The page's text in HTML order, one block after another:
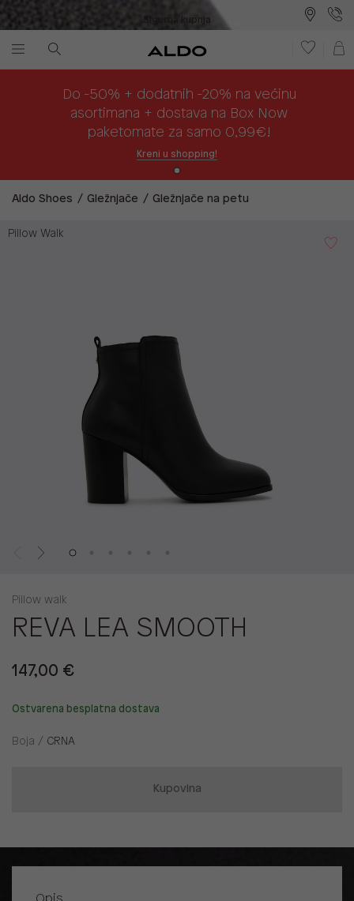
Sigurna kupnja
Do -50% + dodatnih -20% na većinu
asortimana + dostava na Box Now
paketomate za samo 0,99€!
Kreni u shopping!
Aldo Shoes Gležnjače Gležnjače na petu
Pillow Walk
Pillow walk
REVA LEA SMOOTH
147,00 €
Ostvarena besplatna dostava
Boja / CRNA
Kupovina